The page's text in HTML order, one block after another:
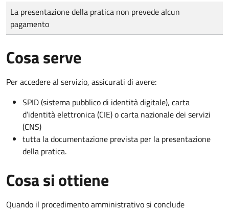
Tipo di pagamento
Importo
La presentazione della pratica non prevede alcun
pagamento
Cosa serve
Per accedere al servizio, assicurati di avere:
SPID (sistema pubblico di identità digitale), carta
d’identità elettronica (CIE) o carta nazionale dei servizi
(CNS)
tutta la documentazione prevista per la presentazione
della pratica.
Cosa si ottiene
Quando il procedimento amministrativo si conclude